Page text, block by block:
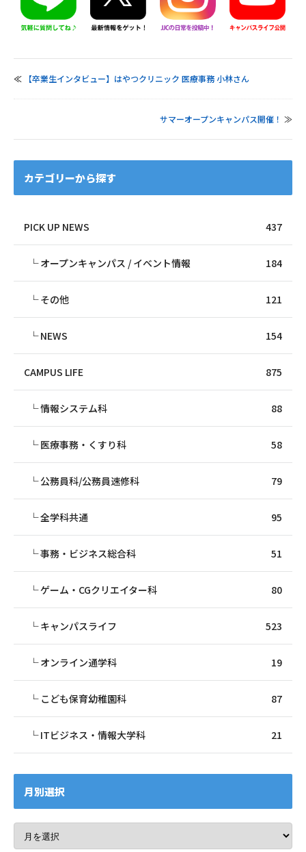
≪ 【卒業生インタビュー】はやつクリニック 医療事務 小林さん
サマーオープンキャンパス開催！ ≫
カテゴリーから探す
PICK UP NEWS 437
オープンキャンパス / イベント情報 184
その他 121
NEWS 154
CAMPUS LIFE 875
情報システム科 88
医療事務・くすり科 58
公務員科/公務員速修科 79
全学科共通 95
事務・ビジネス総合科 51
ゲーム・CGクリエイター科 80
キャンパスライフ 523
オンライン通学科 19
こども保育幼稚園科 87
ITビジネス・情報大学科 21
月別選択